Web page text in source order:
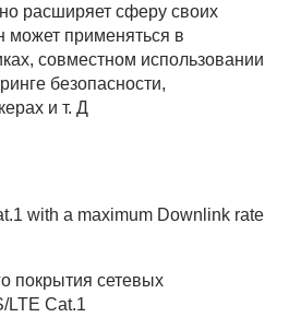
расширяет сферу своих
может применяться в
совместном использовании
безопасности,
и т. Д
with a maximum Downlink rate
покрытия сетевых
LTE Cat.1